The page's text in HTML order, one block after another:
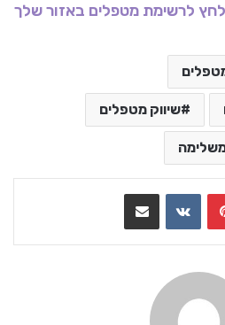
לרשימת מטפלים באזור שלך
שיווק מטפלים
Pinterest
VKontakteשתף בדואר אלקטרוני